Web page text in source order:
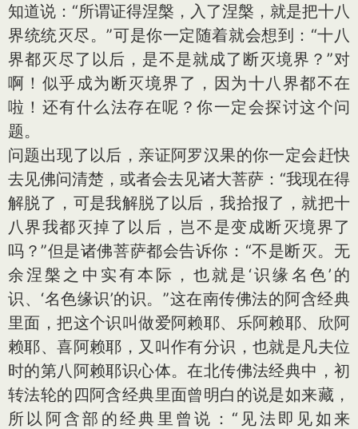
知道说：“所谓证得涅槃，入了涅槃，就是把十八
界统统灭尽。”可是你一定随着就会想到：“十八
界都灭尽了以后，是不是就成了断灭境界？”对
啊！似乎成为断灭境界了，因为十八界都不在
啦！还有什么法存在呢？你一定会探讨这个问
题。
问题出现了以后，亲证阿罗汉果的你一定会赶快
去见佛问清楚，或者会去见诸大菩萨：“我现在得
解脱了，可是我解脱了以后，我拾报了，就把十
八界我都灭掉了以后，岂不是变成断灭境界了
吗？”但是诸佛菩萨都会告诉你：“不是断灭。无
余涅槃之中实有本际，也就是‘识缘名色’的
识、‘名色缘识’的识。”这在南传佛法的阿含经典
里面，把这个识叫做爱阿赖耶、乐阿赖耶、欣阿
赖耶、喜阿赖耶，又叫作有分识，也就是凡夫位
时的第八阿赖耶识心体。在北传佛法经典中，初
转法轮的四阿含经典里面曾明白的说是如来藏，
所以阿含部的经典里曾说：“见法即见如来